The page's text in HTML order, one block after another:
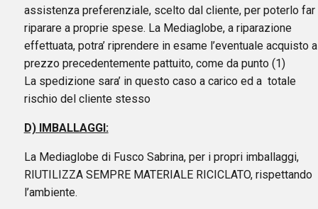
assistenza preferenziale, scelto dal cliente, per poterlo far
riparare a proprie spese. La Mediaglobe, a riparazione
effettuata, potra’ riprendere in esame l’eventuale acquisto
prezzo precedentemente pattuito, come da punto (1)
La spedizione sara’ in questo caso a carico ed a totale
rischio del cliente stesso
D) IMBALLAGGI:
La Mediaglobe di Fusco Sabrina, per i propri imballaggi,
RIUTILIZZA SEMPRE MATERIALE RICICLATO, rispettando
l’ambiente.